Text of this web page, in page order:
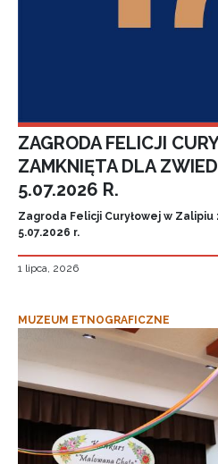
ZAGRODA FELICJI
ZAMKNIĘTA DLA
5.07.2026 R.
Zagroda Felicji Curyłowej w
5.07.2026 r.
1 lipca, 2026
MUZEUM ETNOGRAFICZNE